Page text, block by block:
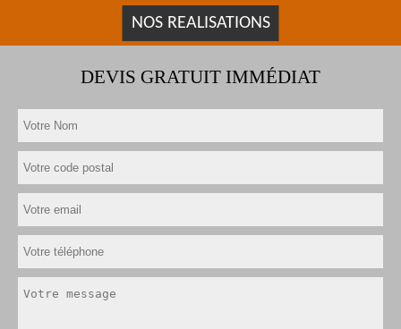
NOS REALISATIONS
DEVIS GRATUIT IMMÉDIAT